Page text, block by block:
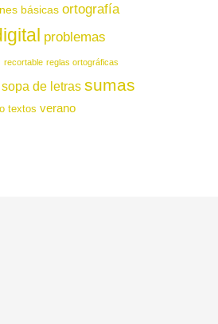
básicas ortografía
problemas
recortable reglas ortográficas
sopa de letras sumas
textos verano